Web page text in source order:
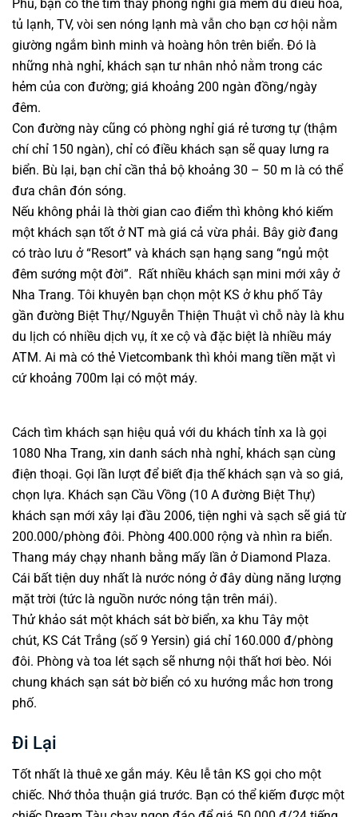
Phú, bạn có thể tìm thấy phòng nghỉ giá mềm đủ điều hoà,
tủ lạnh, TV, vòi sen nóng lạnh mà vẫn cho bạn cơ hội nằm
giường ngắm bình minh và hoàng hôn trên biển. Đó là
những nhà nghỉ, khách sạn tư nhân nhỏ nằm trong các
hẻm của con đường; giá khoảng 200 ngàn đồng/ngày
đêm.
Con đường này cũng có phòng nghỉ giá rẻ tương tự (thậm
chí chỉ 150 ngàn), chỉ có điều khách sạn sẽ quay lưng ra
biển. Bù lại, bạn chỉ cần thả bộ khoảng 30 – 50 m là có thể
đưa chân đón sóng.
Nếu không phải là thời gian cao điểm thì không khó kiếm
một khách sạn tốt ở NT mà giá cả vừa phải. Bây giờ đang
có trào lưu ở “Resort” và khách sạn hạng sang “ngủ một
đêm sướng một đời”. Rất nhiều khách sạn mini mới xây ở
Nha Trang. Tôi khuyên bạn chọn một KS ở khu phố Tây
gần đường Biệt Thự/Nguyễn Thiện Thuật vì chỗ này là khu
du lịch có nhiều dịch vụ, ít xe cộ và đặc biệt là nhiều máy
ATM. Ai mà có thẻ Vietcombank thì khỏi mang tiền mặt vì
cứ khoảng 700m lại có một máy.
Cách tìm khách sạn hiệu quả với du khách tỉnh xa là gọi
1080 Nha Trang, xin danh sách nhà nghỉ, khách sạn cùng
điện thoại. Gọi lần lượt để biết địa thế khách sạn và so giá,
chọn lựa. Khách sạn Cầu Vồng (10 A đường Biệt Thự)
khách sạn mới xây lại đầu 2006, tiện nghi và sạch sẽ giá từ
200.000/phòng đôi. Phòng 400.000 rộng và nhìn ra biển.
Thang máy chạy nhanh bằng mấy lần ở Diamond Plaza.
Cái bất tiện duy nhất là nước nóng ở đây dùng năng lượng
mặt trời (tức là nguồn nước nóng tận trên mái).
Thử khảo sát một khách sát bờ biển, xa khu Tây một
chút, KS Cát Trắng (số 9 Yersin) giá chỉ 160.000 đ/phòng
đôi. Phòng và toa lét sạch sẽ nhưng nội thất hơi bèo. Nói
chung khách sạn sát bờ biển có xu hướng mắc hơn trong
phố.
Đi Lại
Tốt nhất là thuê xe gắn máy. Kêu lễ tân KS gọi cho một
chiếc. Nhớ thỏa thuận giá trước. Bạn có thể kiếm được một